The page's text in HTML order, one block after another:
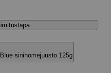
sinihomejuusto 125g